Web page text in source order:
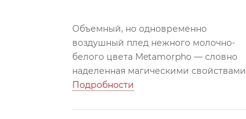
Объемный, но одновременно
воздушный плед нежного молочно-
белого цвета Metamorpho — словно
наделенная магическими свойствами
чешуя небывалого животного, которой
Плед окутает теплом, а его необычная
Подробности